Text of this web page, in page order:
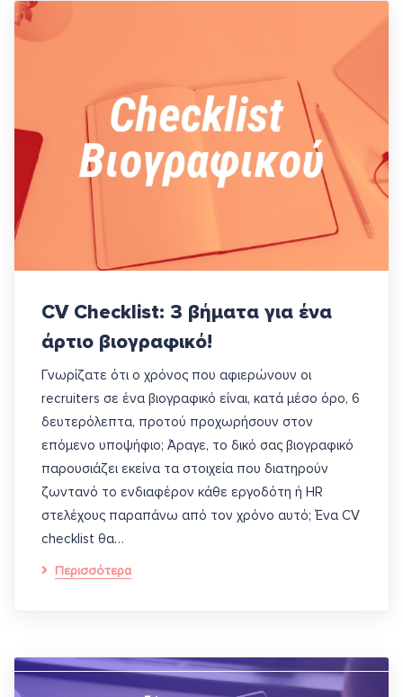
CV Checklist: 3 βήματα για ένα
άρτιο βιογραφικό!
Γνωρίζατε ότι ο χρόνος που αφιερώνουν οι
recruiters σε ένα βιογραφικό είναι, κατά μέσο όρο, 6
δευτερόλεπτα, προτού προχωρήσουν στον
επόμενο υποψήφιο; Άραγε, το δικό σας βιογραφικό
παρουσιάζει εκείνα τα στοιχεία που διατηρούν
ζωντανό το ενδιαφέρον κάθε εργοδότη ή HR
στελέχους παραπάνω από τον χρόνο αυτό; Ένα CV
checklist θα…
Περισσότερα